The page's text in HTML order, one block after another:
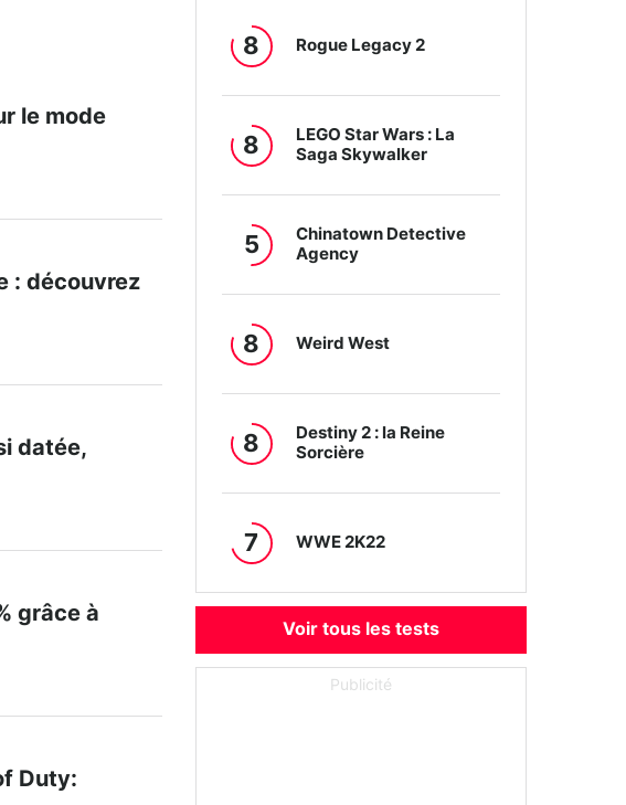
le mode
: découvrez
datée,
grâce à
Duty:
8 Rogue Legacy 2
8
LEGO Star Wars : La
Saga Skywalker
5
Chinatown Detective
Agency
8 Weird West
8
Destiny 2 : la Reine
Sorcière
7 WWE 2K22
Voir tous les tests
Publicité